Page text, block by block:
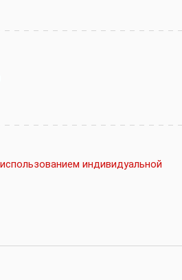
индивидуальной